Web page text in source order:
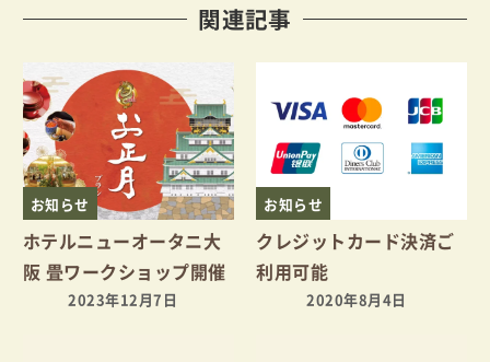
関連記事
お知らせ
ホテルニューオータニ大
阪 畳ワークショップ開催
2023年12月7日
お知らせ
クレジットカード決済ご
利用可能
2020年8月4日